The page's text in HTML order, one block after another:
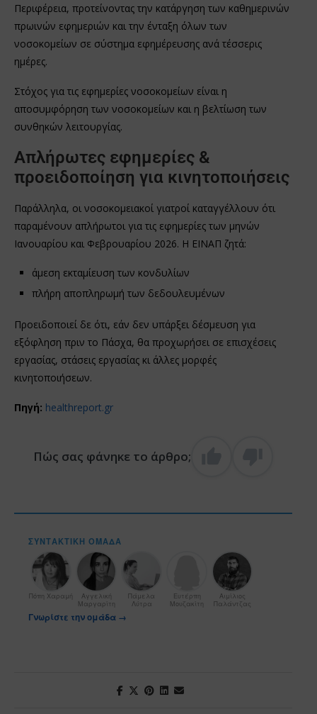
Περιφέρεια, προτείνοντας την κατάργηση των καθημερινών
πρωινών εφημεριών και την ένταξη όλων των
νοσοκομείων σε σύστημα εφημέρευσης ανά τέσσερις
ημέρες.
Στόχος για τις εφημερίες νοσοκομείων είναι η
αποσυμφόρηση των νοσοκομείων και η βελτίωση των
συνθηκών λειτουργίας.
Απλήρωτες εφημερίες &
προειδοποίηση για κινητοποιήσεις
Παράλληλα, οι νοσοκομειακοί γιατροί καταγγέλλουν ότι
παραμένουν απλήρωτοι για τις εφημερίες των μηνών
Ιανουαρίου και Φεβρουαρίου 2026. Η ΕΙΝΑΠ ζητά:
άμεση εκταμίευση των κονδυλίων
πλήρη αποπληρωμή των δεδουλευμένων
Προειδοποιεί δε ότι, εάν δεν υπάρξει δέσμευση για
εξόφληση πριν το Πάσχα, θα προχωρήσει σε επισχέσεις
εργασίας, στάσεις εργασίας κι άλλες μορφές
κινητοποιήσεων.
Πηγή: healthreport.gr
Πώς σας φάνηκε το άρθρο;
ΣΥΝΤΑΚΤΙΚΉ ΟΜΆΔΑ
Πόπη Χαραμή
Αγγελική
Μαργαρίτη
Πάμελα
Λύτρα
Ευτέρπη
Μουζακίτη
Αιμίλιος
Παλάντζας
Γνωρίστε την ομάδα →